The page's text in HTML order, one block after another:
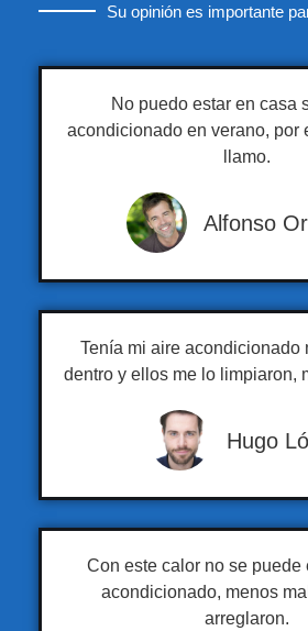
Su opinión es importante
No puedo estar en casa
acondicionado en verano, por
llamo.
Alfonso
Tenía mi aire acondicionado
dentro y ellos me lo limpiaron,
Hugo
Con este calor no se puede
acondicionado, menos
arreglaron.